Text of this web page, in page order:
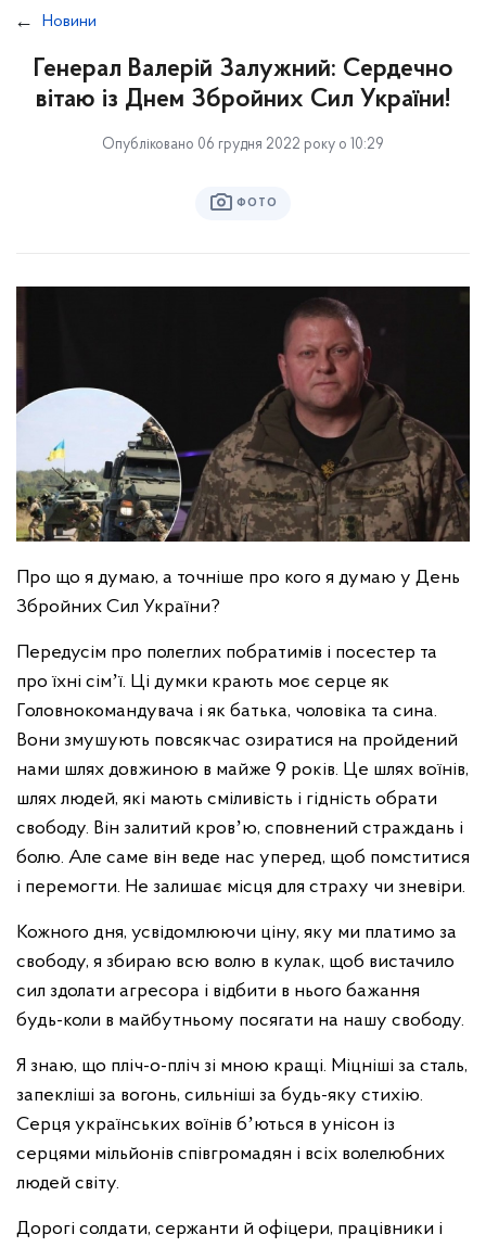
Новини
Генерал Валерій Залужний: Сердечно
вітаю із Днем Збройних Сил України!
Опубліковано 06 грудня 2022 року о 10:29
ФОТО
Про що я думаю, а точніше про кого я думаю у День
Збройних Сил України?
Передусім про полеглих побратимів і посестер та
про їхні сімʼї. Ці думки крають моє серце як
Головнокомандувача і як батька, чоловіка та сина.
Вони змушують повсякчас озиратися на пройдений
нами шлях довжиною в майже 9 років. Це шлях воїнів,
шлях людей, які мають сміливість і гідність обрати
свободу. Він залитий кровʼю, сповнений страждань і
болю. Але саме він веде нас уперед, щоб помститися
і перемогти. Не залишає місця для страху чи зневіри.
Кожного дня, усвідомлюючи ціну, яку ми платимо за
свободу, я збираю всю волю в кулак, щоб вистачило
сил здолати агресора і відбити в нього бажання
будь-коли в майбутньому посягати на нашу свободу.
Я знаю, що пліч-о-пліч зі мною кращі. Міцніші за сталь,
запекліші за вогонь, сильніші за будь-яку стихію.
Серця українських воїнів бʼються в унісон із
серцями мільйонів співгромадян і всіх волелюбних
людей світу.
Дорогі солдати, сержанти й офіцери, працівники і